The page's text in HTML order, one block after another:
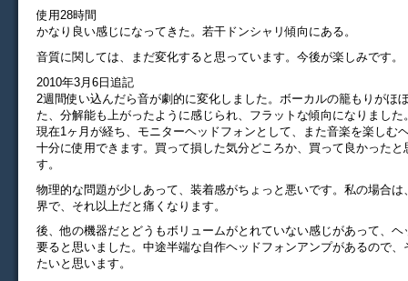
使用28時間
かなり良い感じになってきた。若干ドンシャリ傾向にある。
音質に関しては、まだ変化すると思っています。今後が楽しみです。
2010年3月6日追記
2週間使い込んだら音が劇的に変化しました。ボーカルの籠もりがほ
た、分解能も上がったように感じられ、フラットな傾向になりました
現在1ヶ月が経ち、モニターヘッドフォンとして、また音楽を楽しむ
十分に使用できます。買って損した気分どころか、買って良かったと
す。
物理的な問題が少しあって、装着感がちょっと悪いです。私の場合は
界で、それ以上だと痛くなります。
後、他の機器だとどうもボリュームがとれていない感じがあって、ヘ
要ると思いました。中途半端な自作ヘッドフォンアンプがあるので、
たいと思います。